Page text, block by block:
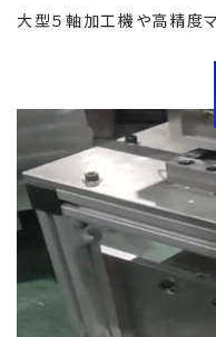
大型５軸加工機や高精度